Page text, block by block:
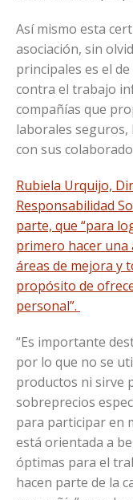
Así mismo esta
asociación, sin
principales es el
contra el trabajo
compañías que
laborales seguros,
con sus
Rubiela Urquijo,
Responsabilidad
parte, que “para
primero hacer
áreas de mejora y
propósito de
personal”.
“Es importante
por lo que no se
productos ni sirve
sobreprecios
para participar en
está orientada a
óptimas para el
hacen parte de la